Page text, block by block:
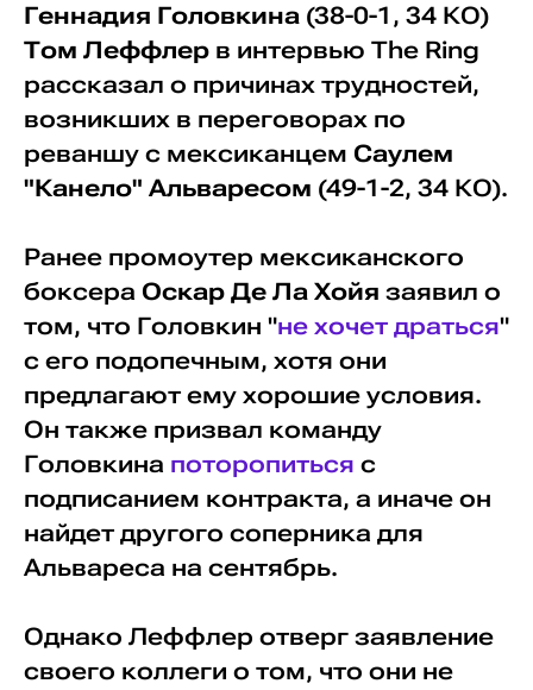
Геннадия Головкина(38-0-1, 34 КО)
Том Леффлерв интервью The Ring
рассказал о причинах трудностей,
возникших в переговорах по
реваншу с мексиканцем Саулем
"Канело" Альваресом (49-1-2, 34 КО).
Ранее промоутер мексиканского
боксера Оскар Де Ла Хойя заявил о
том, что Головкин "не хочет драться"
с его подопечным, хотя они
предлагают ему хорошие условия.
Он также призвал команду
Головкина поторопиться с
подписанием контракта, а иначе он
найдет другого соперника для
Альвареса на сентябрь.
Однако Леффлер отверг заявление
своего коллеги о том, что они не